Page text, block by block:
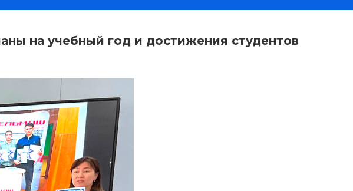
на учебный год и достижения студентов